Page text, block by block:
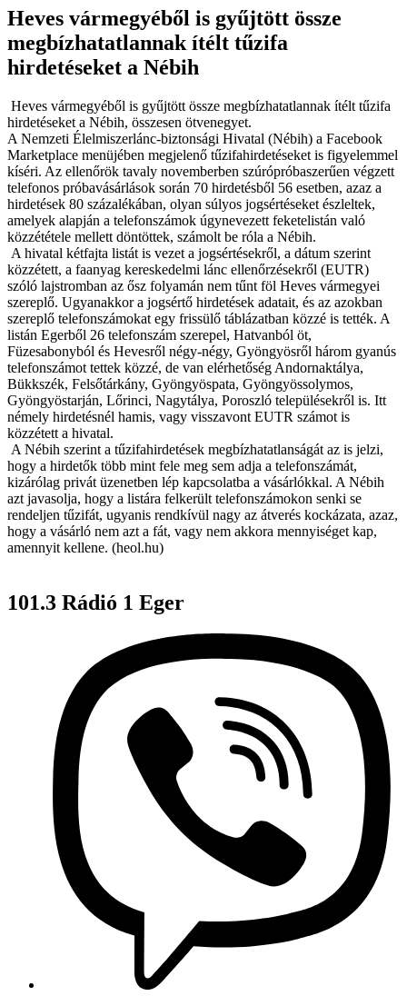
Heves vármegyéből is gyűjtött össze
megbízhatatlannak ítélt tűzifa
hirdetéseket a Nébih
Heves vármegyéből is gyűjtött össze megbízhatatlannak ítélt tűzifa
hirdetéseket a Nébih, összesen ötvenegyet.
A Nemzeti Élelmiszerlánc-biztonsági Hivatal (Nébih) a Facebook
Marketplace menüjében megjelenő tűzifahirdetéseket is figyelemmel
kíséri. Az ellenőrök tavaly novemberben szúrópróbaszerűen végzett
telefonos próbavásárlások során 70 hirdetésből 56 esetben, azaz a
hirdetések 80 százalékában, olyan súlyos jogsértéseket észleltek,
amelyek alapján a telefonszámok úgynevezett feketelistán való
közzététele mellett döntöttek, számolt be róla a Nébih.
A hivatal kétfajta listát is vezet a jogsértésekről, a dátum szerint
közzétett, a faanyag kereskedelmi lánc ellenőrzésekről (EUTR)
szóló lajstromban az ősz folyamán nem tűnt föl Heves vármegyei
szereplő. Ugyanakkor a jogsértő hirdetések adatait, és az azokban
szereplő telefonszámokat egy frissülő táblázatban közzé is tették. A
listán Egerből 26 telefonszám szerepel, Hatvanból öt,
Füzesabonyból és Hevesről négy-négy, Gyöngyösről három gyanús
telefonszámot tettek közzé, de van elérhetőség Andornaktálya,
Bükkszék, Felsőtárkány, Gyöngyöspata, Gyöngyössolymos,
Gyöngyöstarján, Lőrinci, Nagytálya, Poroszló településekről is. Itt
némely hirdetésnél hamis, vagy visszavont EUTR számot is
közzétett a hivatal.
A Nébih szerint a tűzifahirdetések megbízhatatlanságát az is jelzi,
hogy a hirdetők több mint fele meg sem adja a telefonszámát,
kizárólag privát üzenetben lép kapcsolatba a vásárlókkal. A Nébih
azt javasolja, hogy a listára felkerült telefonszámokon senki se
rendeljen tűzifát, ugyanis rendkívül nagy az átverés kockázata, azaz,
hogy a vásárló nem azt a fát, vagy nem akkora mennyiséget kap,
amennyit kellene. (heol.hu)
101.3 Rádió 1 Eger